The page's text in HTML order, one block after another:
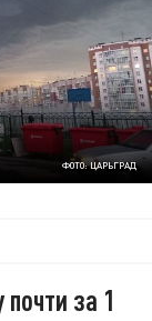
ФОТО: ЦАРЬГРАД
за 1